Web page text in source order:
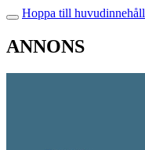
Hoppa till huvudinnehåll
ANNONS